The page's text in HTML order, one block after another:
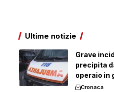
Ultime notizie
Grave
precipita
operaio in
Cronaca